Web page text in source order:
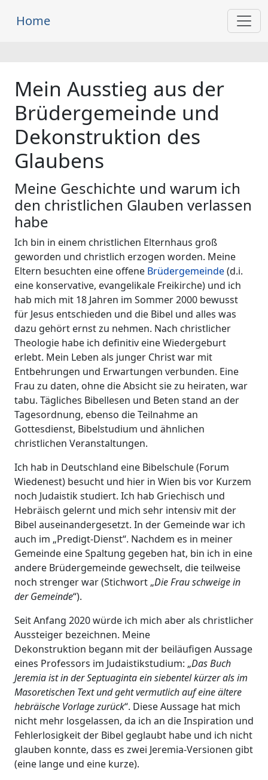
Home
Mein Ausstieg aus der
Brüdergemeinde und
Dekonstruktion des
Glaubens
Meine Geschichte und warum ich
den christlichen Glauben verlassen
habe
Ich bin in einem christlichen Elternhaus groß
geworden und christlich erzogen worden. Meine
Eltern besuchten eine offene Brüdergemeinde(d.i.
eine konservative, evangelikale Freikirche) und ich
hab mich mit 18 Jahren im Sommer 2000 bewusst
für Jesus entschieden und die Bibel und alles was
dazu gehört ernst zu nehmen. Nach christlicher
Theologie habe ich definitiv eine Wiedergeburt
erlebt. Mein Leben als junger Christ war mit
Entbehrungen und Erwartungen verbunden. Eine
Frau zu daten, ohne die Absicht sie zu heiraten, war
tabu. Tägliches Bibellesen und Beten stand an der
Tagesordnung, ebenso die Teilnahme an
Gottesdienst, Bibelstudium und ähnlichen
christlichen Veranstaltungen.
Ich hab in Deutschland eine Bibelschule (Forum
Wiedenest) besucht und hier in Wien bis vor Kurzem
noch Judaistik studiert. Ich hab Griechisch und
Hebräisch gelernt und mich sehr intensiv mit der
Bibel auseinandergesetzt. In der Gemeinde war ich
auch im „Predigt-Dienst“. Nachdem es in meiner
Gemeinde eine Spaltung gegeben hat, bin ich in eine
andere Brüdergemeinde gewechselt, die teilweise
noch strenger war (Stichwort „Die Frau schweige in
der Gemeinde“).
Seit Anfang 2020 würde ich mich aber als christlicher
Aussteiger bezeichnen. Meine
Dekonstruktion begann mit der beiläufigen Aussage
eines Professors im Judaistikstudium: „Das Buch
Jeremia ist in der Septuaginta ein siebentel kürzer als im
Masoretischen Text und geht vermutlich auf eine ältere
hebräische Vorlage zurück“. Diese Aussage hat mich
nicht mehr losgelassen, da ich an die Inspiration und
Fehlerlosigkeit der Bibel geglaubt habe und ich nicht
glauben konnte, dass es zwei Jeremia-Versionen gibt
(eine lange und eine kurze).